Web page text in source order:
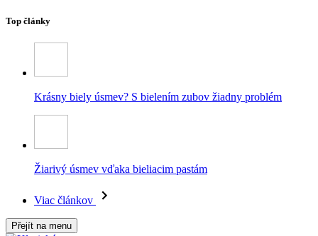
Top články
Krásny biely úsmev? S bielením zubov žiadny problém
Žiarivý úsmev vďaka bieliacim pastám
Viac článkov
Přejít na menu